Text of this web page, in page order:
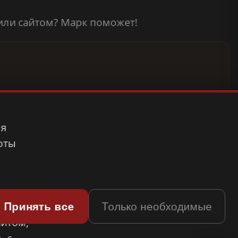
сайтом? Марк поможет!
выходных
→
| 37. Все права защищены.
Принять все Только необходимые